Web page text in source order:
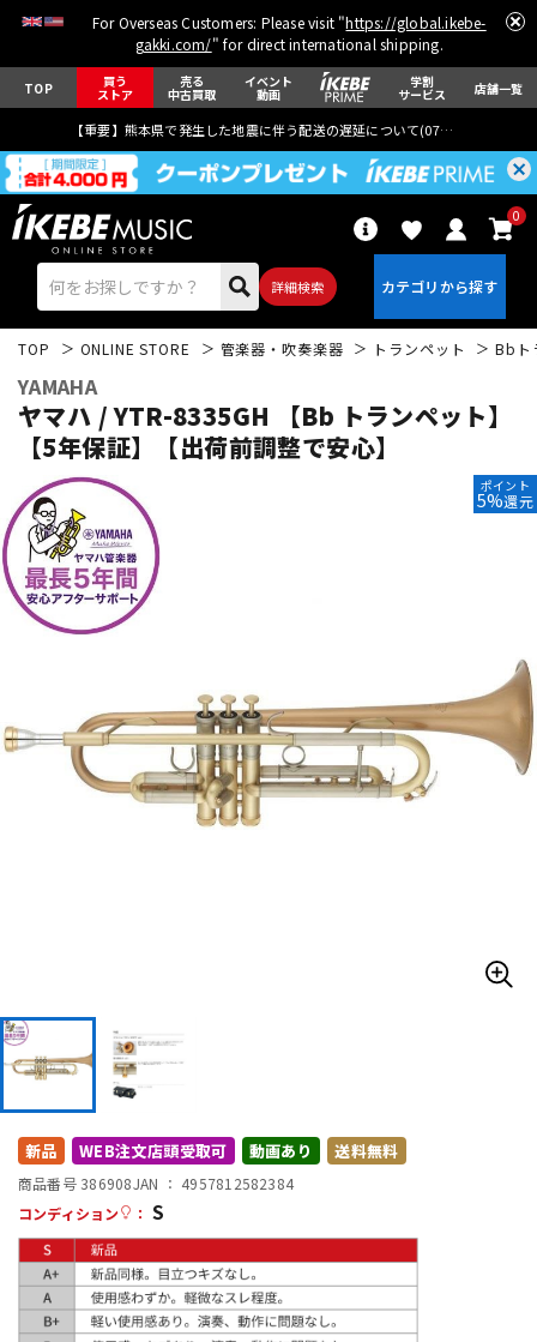
For Overseas Customers: Please visit "https://global.ikebe-
gakki.com/" for direct international shipping.
TOP 買う
ストア
売る
中古買取
イベント
動画
学割
サービス 店舗一覧
【重要】熊本県で発生した地震に伴う配送の遅延について(07月29日
詳細検索
0
エレキギター
ベース
キーボード 電子ピアノ
DTM オンライン納品
配信/ライブ機器
中古 ヴィンテージ
TOP ONLINE STORE 管楽器・吹奏楽器 トランペット Bbト
YAMAHA
ヤマハ / YTR-8335GH 【Bb トランペット】
【5年保証】【出荷前調整で安心】
ポイント
5%還元
新品 WEB注文店頭受取可 動画あり 送料無料
商品番号 386908JAN ： 4957812582384
コンディション
： S